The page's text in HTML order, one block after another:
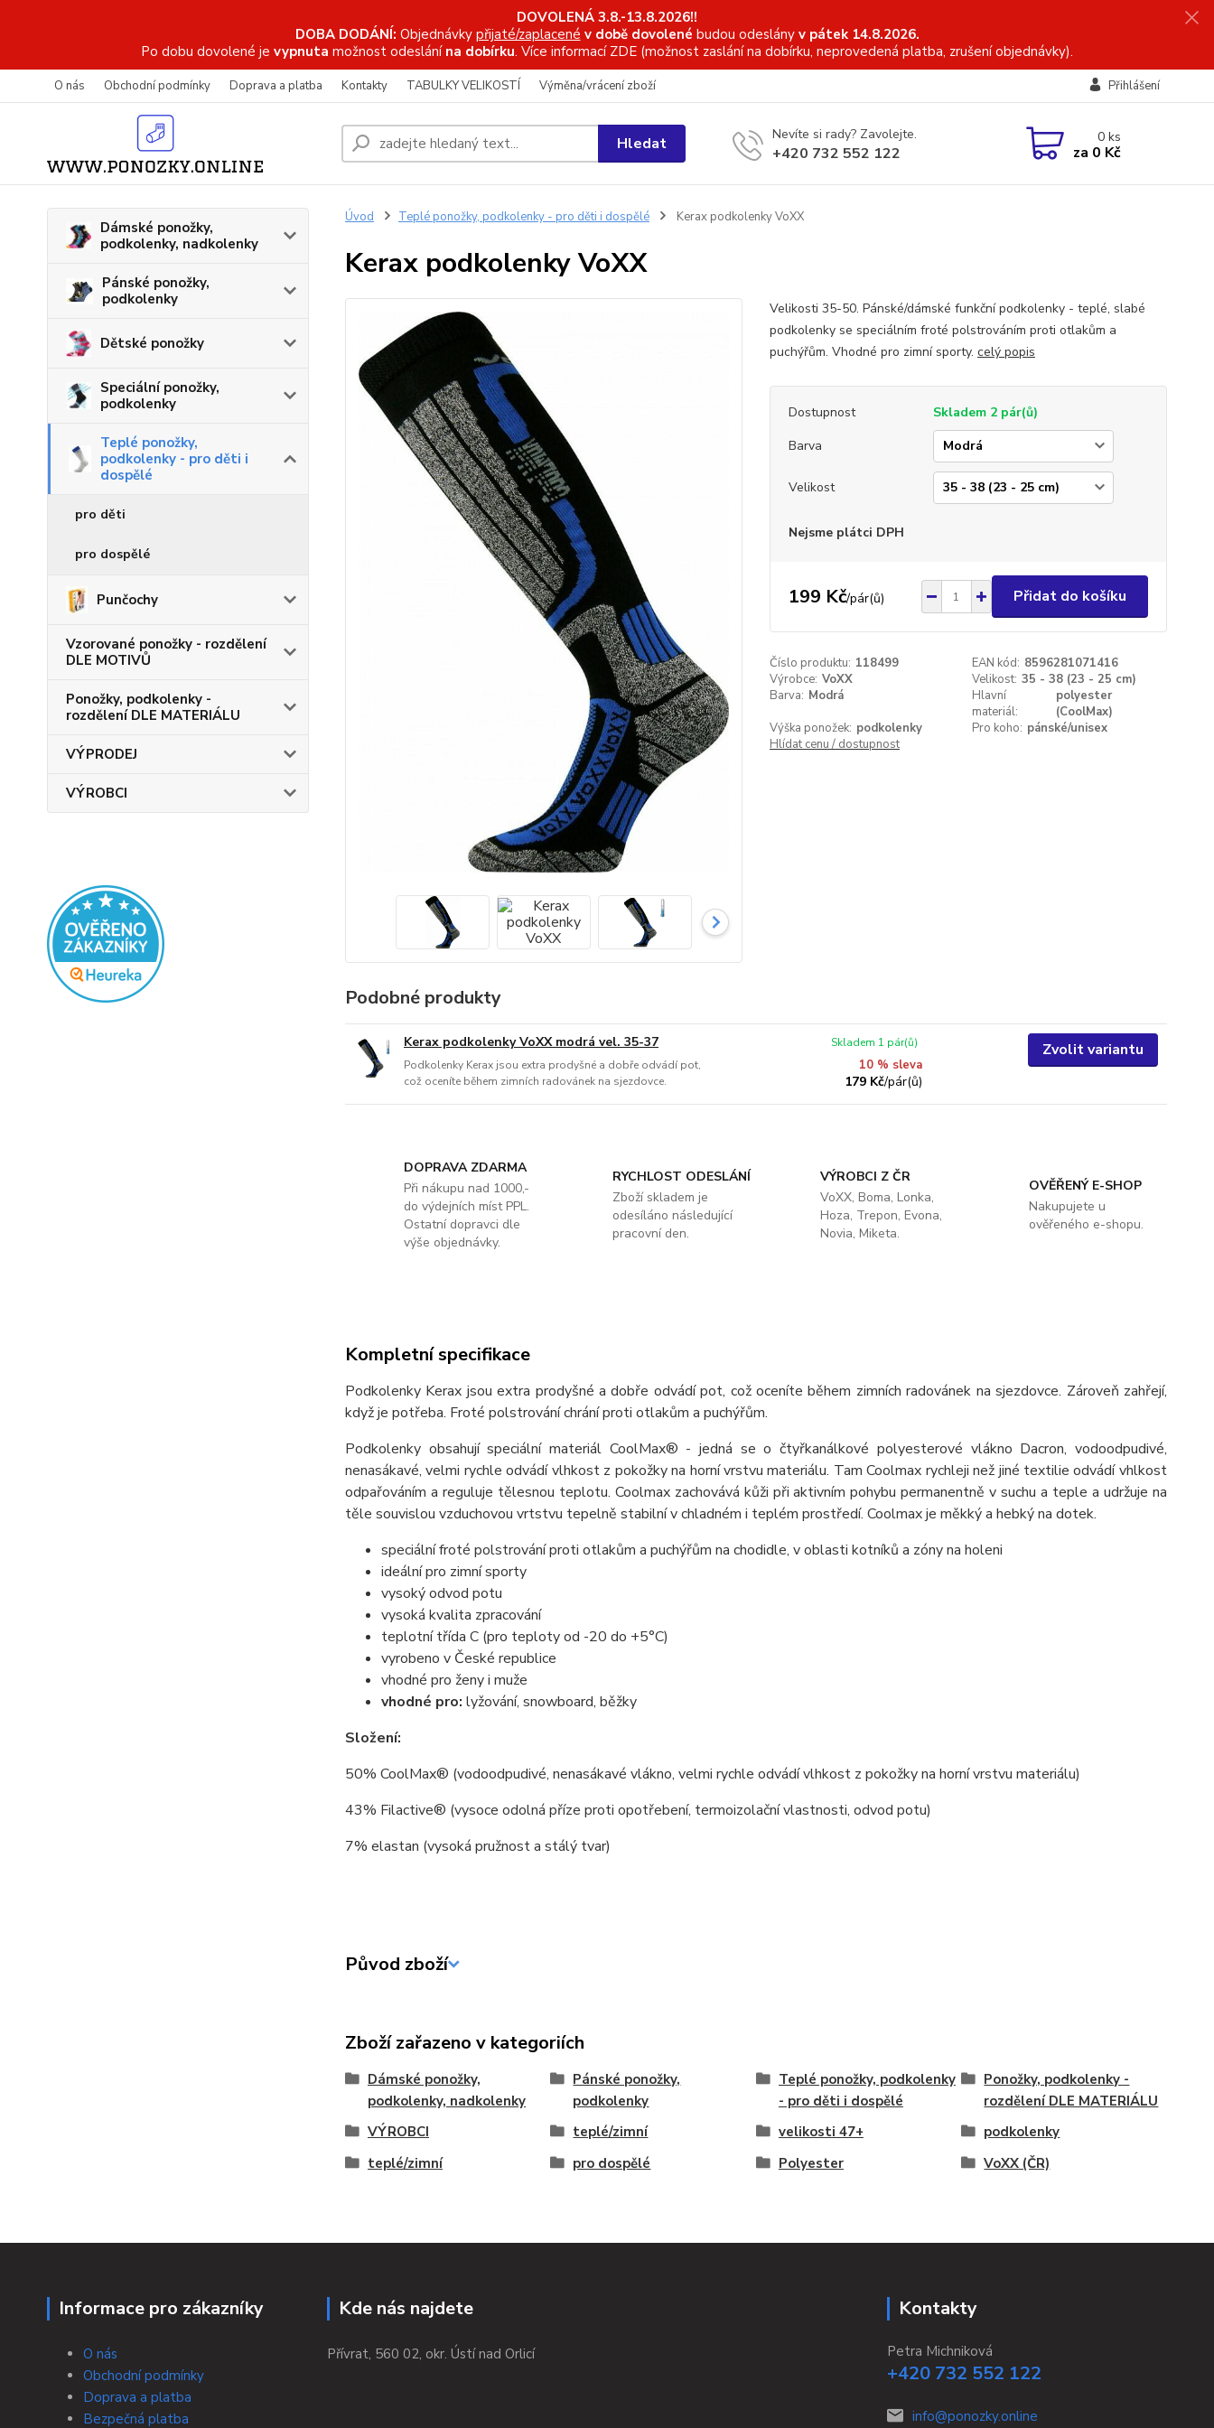
DOVOLENÁ 3.8.-13.8.2026!!
DOBA DODÁNÍ: Objednávky přijaté/zaplacené v době dovolené budou odeslány v pátek 14.8.2026.
Po dobu dovolené je vypnuta možnost odeslání na dobírku. Více informací ZDE (možnost zaslání na dobírku, neprovedená platba, zrušení objednávky).
O nás Obchodní podmínky Doprava a platba Kontakty TABULKY VELIKOSTÍ Výměna/vrácení zboží Přihlášení
Hledat Nevíte si rady? Zavolejte.
+420 732 552 122
0ks
za 0 Kč
Dámské ponožky,
podkolenky, nadkolenky
Pánské ponožky,
podkolenky
Dětské ponožky
Speciální ponožky,
podkolenky
Teplé ponožky,
podkolenky - pro děti i
dospělé
pro děti
pro dospělé
Punčochy
Vzorované ponožky - rozdělení
DLE MOTIVŮ
Ponožky, podkolenky -
rozdělení DLE MATERIÁLU
VÝPRODEJ
VÝROBCI
Úvod Teplé ponožky, podkolenky - pro děti i dospělé Kerax podkolenky VoXX
Kerax podkolenky VoXX
Velikosti 35-50. Pánské/dámské funkční podkolenky - teplé, slabé
podkolenky se speciálním froté polstrováním proti otlakům a
puchýřům. Vhodné pro zimní sporty. celý popis
Dostupnost
Skladem 2 pár(ů)
Barva
Velikost
Nejsme plátci DPH
199 Kč/pár(ů) Přidat do košíku
Číslo produktu: 118499 EAN kód: 8596281071416
Výrobce: VoXX Velikost: 35 - 38 (23 - 25 cm)
Barva: Modrá
Hlavní
materiál:
polyester
(CoolMax)
Výška ponožek: podkolenky Pro koho: pánské/unisex
Hlídat cenu / dostupnost
Podobné produkty
Kerax podkolenky VoXX modrá vel. 35-37
Podkolenky Kerax jsou extra prodyšné a dobře odvádí pot,
což oceníte během zimních radovánek na sjezdovce.
10 % sleva
179 Kč/pár(ů)
Skladem 1 pár(ů) Zvolit variantu
DOPRAVA ZDARMA
Při nákupu nad 1000,-
do výdejních míst PPL.
Ostatní dopravci dle
výše objednávky.
RYCHLOST ODESLÁNÍ
Zboží skladem je
odesíláno následující
pracovní den.
VÝROBCI Z ČR
VoXX, Boma, Lonka,
Hoza, Trepon, Evona,
Novia, Miketa.
OVĚŘENÝ E-SHOP
Nakupujete u
ověřeného e-shopu.
Kompletní specifikace
Podkolenky Kerax jsou extra prodyšné a dobře odvádí pot, což oceníte během zimních radovánek na sjezdovce. Zároveň zahřejí,
když je potřeba. Froté polstrování chrání proti otlakům a puchýřům.
Podkolenky obsahují speciální materiál CoolMax® - jedná se o čtyřkanálkové polyesterové vlákno Dacron, vodoodpudivé,
nenasákavé, velmi rychle odvádí vlhkost z pokožky na horní vrstvu materiálu. Tam Coolmax rychleji než jiné textilie odvádí vhlkost
odpařováním a reguluje tělesnou teplotu. Coolmax zachovává kůži při aktivním pohybu permanentně v suchu a teple a udržuje na
těle souvislou vzduchovou vrtstvu tepelně stabilní v chladném i teplém prostředí. Coolmax je měkký a hebký na dotek.
speciální froté polstrování proti otlakům a puchýřům na chodidle, v oblasti kotníků a zóny na holeni
ideální pro zimní sporty
vysoký odvod potu
vysoká kvalita zpracování
teplotní třída C (pro teploty od -20 do +5°C)
vyrobeno v České republice
vhodné pro ženy i muže
vhodné pro: lyžování, snowboard, běžky
Složení:
50% CoolMax® (vodoodpudivé, nenasákavé vlákno, velmi rychle odvádí vlhkost z pokožky na horní vrstvu materiálu)
43% Filactive® (vysoce odolná příze proti opotřebení, termoizolační vlastnosti, odvod potu)
7% elastan (vysoká pružnost a stálý tvar)
Původ zboží
Zboží zařazeno v kategoriích
Dámské ponožky,
podkolenky, nadkolenky
Pánské ponožky,
podkolenky
Teplé ponožky, podkolenky
- pro děti i dospělé
Ponožky, podkolenky -
rozdělení DLE MATERIÁLU
VÝROBCI
teplé/zimní velikosti 47+
podkolenky
teplé/zimní
pro dospělé Polyester VoXX (ČR)
Informace pro zákazníky
O nás
Obchodní podmínky
Doprava a platba
Bezpečná platba
Kde nás najdete
Přívrat, 560 02, okr. Ústí nad Orlicí
Kontakty
Petra Michniková
+420 732 552 122
info@ponozky.online